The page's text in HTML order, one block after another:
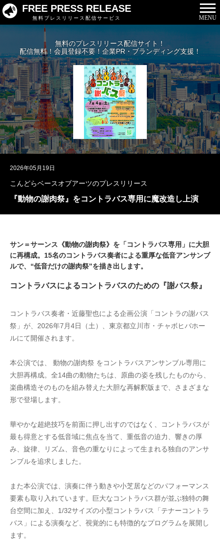
FREE PRESS RELEASE
無料プレスリリース配信サービス MENU
無料のプレスリリース配信サイト！
配信無料！会員登録不要！企業PR・ブランディング支援！
2026年05月19日
こんどらベースオブアーツのプレスリリース
『動物の謝肉祭』をコントラバス専用に魔改造し上演
サン＝サーンス《動物の謝肉祭》を「コントラバス専用」に大胆
に再構成。15名のコントラバス奏者による重厚な低音アンサンブ
ルで、“低音だけの謝肉祭”を描き出します。
コントラバスによるコントラバスのための『謝バス祭』
コントラバス奏者・近藤聖也による企画公演「コントラの謝バス
祭」が、2026年7月4日（土）、東京都立川市・チャボヒバホー
ルにて開催されます。
本公演では、 動物の謝肉祭 をコントラバスアンサンブル専用に
大胆再構成。全14曲の動物たちは、原曲の姿を残したものから、
楽曲構造そのものを組み替えた大胆な再解釈版まで、さまざまな
形で登場します。
華やかな超絶技巧を前面に押し出すのではなく、コントラバスが
最も得意とする低音域に焦点を当て、重低音の迫力、響きの厚
み、旋律、リズム、音色の重なりによって生まれる独自のアンサ
ンブルを追求しました。
また本公演では、演奏に伴う動きや小芝居などのパフォーマンス
要素も取り入れています。巨大なコントラバス群が並ぶ独特の舞
台空間に加え、1/32サイズの小型コントラバス「テナーコントラ
バス」による演奏など、視覚的にも特徴的なプログラムを展開し
ます。